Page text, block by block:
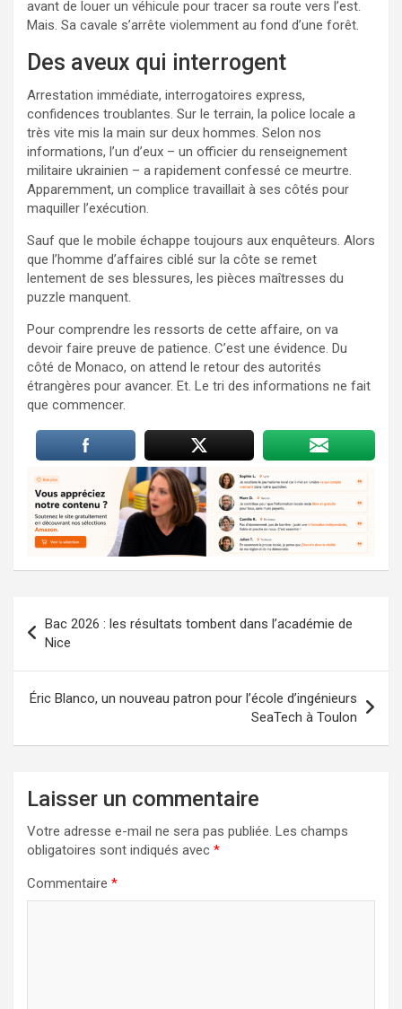
avant de louer un véhicule pour tracer sa route vers l’est.
Mais. Sa cavale s’arrête violemment au fond d’une forêt.
Des aveux qui interrogent
Arrestation immédiate, interrogatoires express,
confidences troublantes. Sur le terrain, la police locale a
très vite mis la main sur deux hommes. Selon nos
informations, l’un d’eux – un officier du renseignement
militaire ukrainien – a rapidement confessé ce meurtre.
Apparemment, un complice travaillait à ses côtés pour
maquiller l’exécution.
Sauf que le mobile échappe toujours aux enquêteurs. Alors
que l’homme d’affaires ciblé sur la côte se remet
lentement de ses blessures, les pièces maîtresses du
puzzle manquent.
Pour comprendre les ressorts de cette affaire, on va
devoir faire preuve de patience. C’est une évidence. Du
côté de Monaco, on attend le retour des autorités
étrangères pour avancer. Et. Le tri des informations ne fait
que commencer.
de
l’article
Bac 2026 : les résultats tombent dans l’académie de
Nice
Éric Blanco, un nouveau patron pour l’école d’ingénieurs
SeaTech à Toulon
Laisser un commentaire
Votre adresse e-mail ne sera pas publiée. Les champs
obligatoires sont indiqués avec *
Commentaire *